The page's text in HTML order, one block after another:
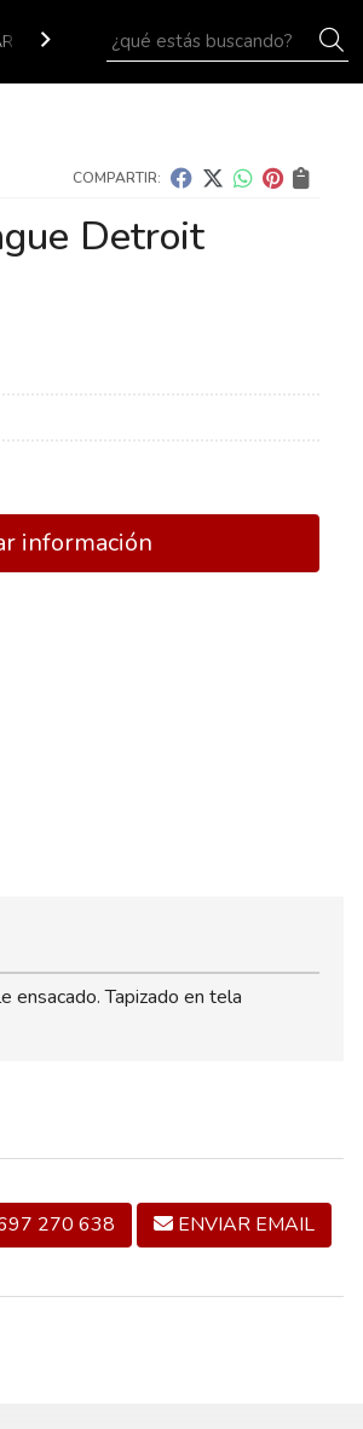
OUTLET
COMPARTIR:
Detroit
información
ensacado. Tapizado en tela
270 638 ENVIAR EMAIL